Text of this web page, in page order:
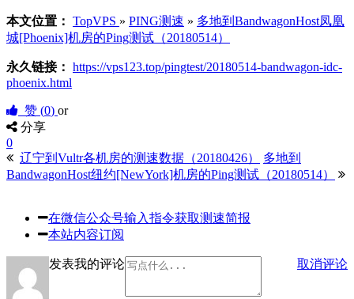
本文位置： TopVPS » PING测速 » 多地到BandwagonHost凤凰
城[Phoenix]机房的Ping测试（20180514）
永久链接： https://vps123.top/pingtest/20180514-bandwagon-idc-
phoenix.html
赞 (0) or
分享
0
辽宁到Vultr各机房的测速数据（20180426）
多地到
BandwagonHost纽约[NewYork]机房的Ping测试（20180514）
在微信公众号输入指令获取测速简报
本站内容订阅
发表我的评论 取消评论